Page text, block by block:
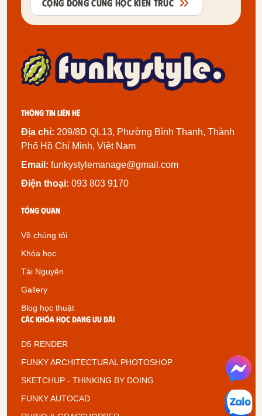
CỘNG ĐỒNG CÙNG HỌC KIẾN TRÚC
Thông tin liên hệ
Địa chỉ: 209/8D QL13, Phường Bình Thạnh, Thành
Phố Hồ Chí Minh, Việt Nam
Email: funkystylemanage@gmail.com
Điện thoại: 093 803 9170
Tổng quan
Về chúng tôi
Khóa học
Tài Nguyên
Gallery
Blog học thuật
Các khóa học đang ưu đãi
D5 RENDER
FUNKY ARCHITECTURAL PHOTOSHOP
SKETCHUP - THINKING BY DOING
FUNKY AUTOCAD